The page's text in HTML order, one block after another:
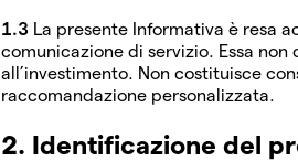
1.3 La presente Informativa è resa
comunicazione di servizio. Essa
all’investimento. Non costituisce
raccomandazione personalizzata.
2. Identificazione del